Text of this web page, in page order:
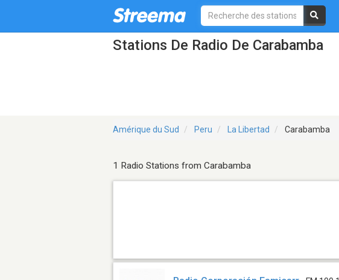
Stations De Radio De Carabamba
Amérique du Sud Peru La Libertad Carabamba
1 Radio Stations from Carabamba